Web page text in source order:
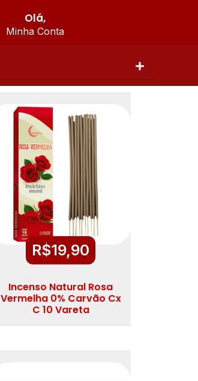
Olá,
Minha Conta
R$19,90
Incenso Natural Rosa
Vermelha 0% Carvão Cx
C 10 Vareta